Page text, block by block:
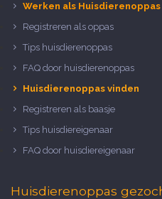
Werken als Huisdierenoppas
Registreren als oppas
Tips huisdierenoppas
FAQ door huisdierenoppas
Huisdierenoppas vinden
Registreren als baasje
Tips huisdiereigenaar
FAQ door huisdiereigenaar
Huisdierenoppas